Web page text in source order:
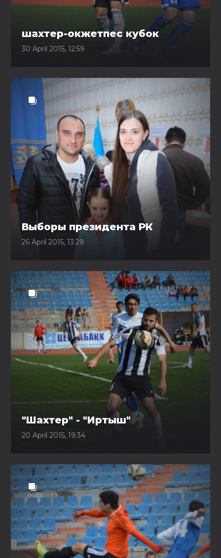
шахтер-окжетпес кубок
30 April 2015, 12:59
Выборы президента РК
26 April 2015, 13:29
"Шахтер" - "Иртыш"
20 April 2015, 19:34